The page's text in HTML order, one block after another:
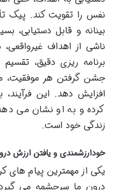
نفس را تقویت کند. پیک
بینانه و قابل
ناشی از اهداف
برنامه ریزی دقیق،
جشن گرفتن هر موفقیت،
افزایش دهد. این فرآیند،
کرده و به او نشان می
زندگی خود است.
خودارزشمندی و یافتن ارزش
یکی از مهمترین پیام
درون ما سرچشمه می